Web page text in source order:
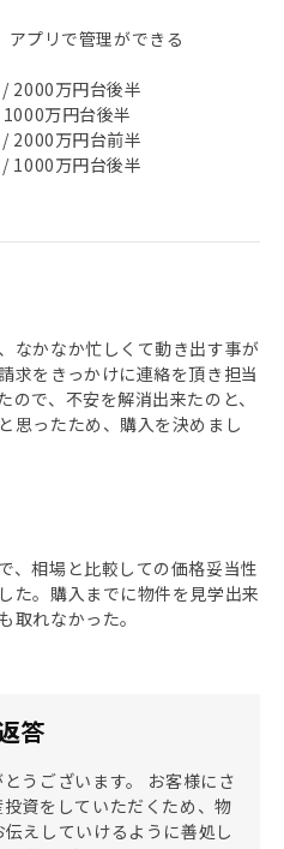
アプリで管理ができる
2000万円台後半
万円台後半
2000万円台前半
1000万円台後半
なかなか忙しくて動き出す事が
求をきっかけに連絡を頂き担当
で、不安を解消出来たのと、
思ったため、購入を決めまし
、相場と比較しての価格妥当性
た。購入までに物件を見学出来
取れなかった。
答
うございます。 お客様にさ
資をしていただくため、物
えしていけるように善処し